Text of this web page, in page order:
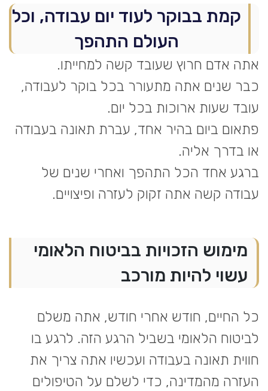
אתה אדם חרוץ שעובד קשה למחייתו.
כבר שנים אתה מתעורר בכל בוקר לעבודה,
עובד שעות ארוכות בכל יום.
פתאום ביום בהיר אחד, עברת תאונה בעבודה
או בדרך אליה.
ברגע אחד הכל התהפך ואחרי שנים של
עבודה קשה אתה זקוק לעזרה ופיצויים.
קמת בבוקר לעוד יום עבודה, וכל
העולם התהפך
מימוש הזכויות בביטוח הלאומי
עשוי להיות מורכב
כל החיים, חודש אחרי חודש, אתה משלם
לביטוח הלאומי בשביל הרגע הזה. לרגע בו
חווית תאונה בעבודה ועכשיו אתה צריך את
העזרה מהמדינה, כדי לשלם על הטיפולים